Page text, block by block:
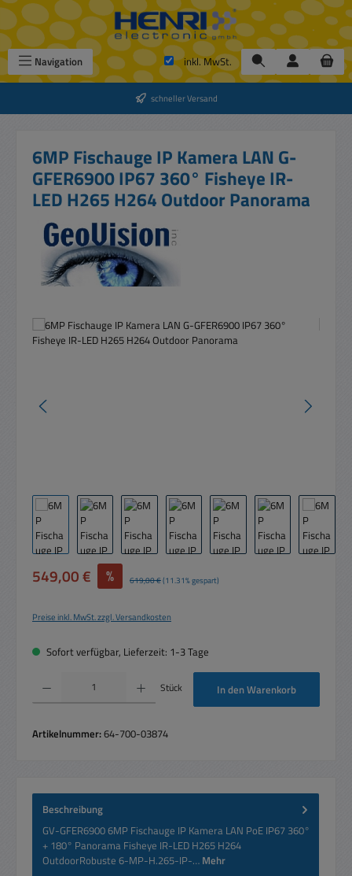
Zum Hauptinhalt springen
Navigation inkl. MwSt.
schneller Versand
6MP Fischauge IP Kamera LAN G-
GFER6900 IP67 360° Fisheye IR-
LED H265 H264 Outdoor Panorama
Verkaufspreis:
549,00 € % Regulärer Preis:
619,00 €(11.31% gespart)
Preise inkl. MwSt. zzgl. Versandkosten
Sofort verfügbar, Lieferzeit: 1-3 Tage
Produkt Anzahl: Gib den gewünschten Wert ein oder benutze die Schaltflächen um
Stück In den Warenkorb
Artikelnummer:64-700-03874
Beschreibung
GV-GFER6900 6MP Fischauge IP Kamera LAN PoE IP67 360°
+ 180° Panorama Fisheye IR-LED H265 H264
OutdoorRobuste 6-MP-H.265-IP-… Mehr